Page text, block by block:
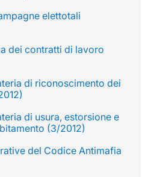
elettotali
dei contratti di lavoro
di riconoscimento dei
di usura, estorsione e
(3/2012)
del Codice Antimafia